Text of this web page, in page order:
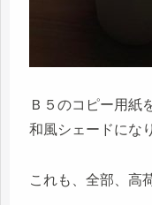
Ｂ５のコピー用紙
和風シェードにな
これも、全部、高